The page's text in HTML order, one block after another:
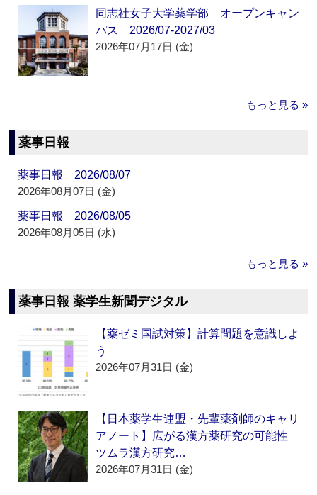
同志社女子大学薬学部 オープンキャン
パス 2026/07-2027/03
2026年07月17日 (金)
もっと見る »
薬事日報
薬事日報 2026/08/07
2026年08月07日 (金)
薬事日報 2026/08/05
2026年08月05日 (水)
もっと見る »
薬事日報 薬学生新聞デジタル
【薬ゼミ国試対策】計算問題を意識しよ
う
2026年07月31日 (金)
【日本薬学生連盟・先輩薬剤師のキャリ
アノート】広がる漢方薬研究の可能性
ツムラ漢方研究…
2026年07月31日 (金)